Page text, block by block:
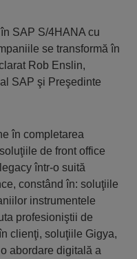
SAP S/4HANA cu
se transformă în
Rob Enslin,
SAP şi Preşedinte
în completarea
de front office
într-o suită
constând în: soluţiile
instrumentele
profesioniştii de
clienţi, soluţiile Gigya,
abordare digitală a